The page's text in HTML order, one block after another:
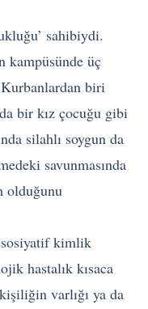
sahibiydi.
kampüsünde üç
Kurbanlardan biri
bir kız çocuğu gibi
silahlı soygun da
savunmasında
olduğunu
kimlik
hastalık kısaca
varlığı ya da